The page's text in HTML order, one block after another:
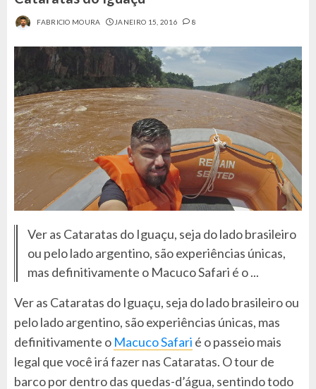
FABRICIO MOURA JANEIRO 15, 2016 8
Ver as Cataratas do Iguaçu, seja do lado brasileiro
ou pelo lado argentino, são experiências únicas,
mas definitivamente o Macuco Safari é o ...
Ver as Cataratas do Iguaçu, seja do lado brasileiro ou
pelo lado argentino, são experiências únicas, mas
definitivamente o Macuco Safari é o passeio mais
legal que você irá fazer nas Cataratas. O tour de
barco por dentro das quedas-d’água, sentindo todo